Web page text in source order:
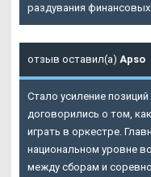
раздувания
отзыв оставил(а) Apso
Стало усиление
договорились о том,
играть в оркестре.
национальном уровне
между сборам и